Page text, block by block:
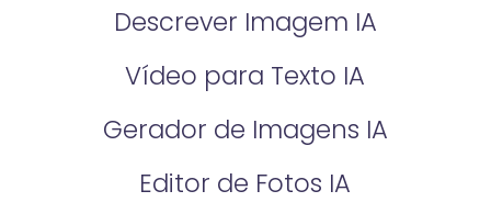
Descrever Imagem IA
Vídeo para Texto IA
Gerador de Imagens IA
Editor de Fotos IA